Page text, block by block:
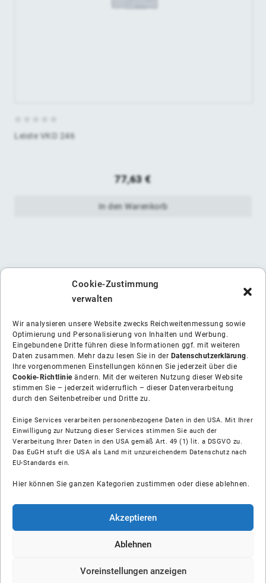
Cookie-Zustimmung
verwalten
Wir analysieren unsere Website zwecks Reichweitenmessung sowie
Optimierung und Personalisierung von Inhalten und Werbung.
Eingebundene Dritte führen diese Informationen ggf. mit weiteren
Daten zusammen. Mehr dazu lesen Sie in der Datenschutzerklärung.
Ihre vorgenommenen Einstellungen können Sie jederzeit über die
Cookie-Richtlinieändern. Mit der weiteren Nutzung dieser Website
stimmen Sie – jederzeit widerruflich – dieser Datenverarbeitung
durch den Seitenbetreiber und Dritte zu.
Einige Services verarbeiten personenbezogene Daten in den USA. Mit Ihrer
Einwilligung zur Nutzung dieser Services stimmen Sie auch der
Verarbeitung Ihrer Daten in den USA gemäß Art. 49 (1) lit. a DSGVO zu.
Das EuGH stuft die USA als Land mit unzureichendem Datenschutz nach
EU-Standards ein.
Hier können Sie ganzen Kategorien zustimmen oder diese ablehnen.
Akzeptieren
Ablehnen
Voreinstellungen anzeigen
Leiste VKO 246
77,63€
In den Warenkorb
Über uns
Soziale Medien